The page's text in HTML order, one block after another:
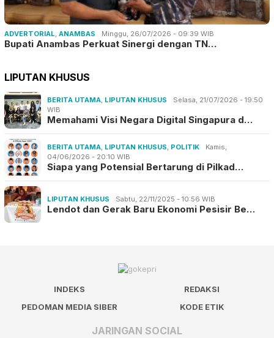
ADVERTORIAL ANAMBAS Minggu, 26/07/2026 - 09:39 WIB
Bupati Anambas Perkuat Sinergi dengan TN…
LIPUTAN KHUSUS
BERITA UTAMA LIPUTAN KHUSUS
Selasa, 21/07/2026 - 19:50
WIB
Memahami Visi Negara Digital Singapura d…
BERITA UTAMA LIPUTAN KHUSUS POLITIK
Kamis,
04/06/2026 - 20:10 WIB
Siapa yang Potensial Bertarung di Pilkad…
LIPUTAN KHUSUS Sabtu, 22/11/2025 - 10:56 WIB
Lendot dan Gerak Baru Ekonomi Pesisir Be…
INDEKS
REDAKSI
PEDOMAN MEDIA SIBER
KODE ETIK
JARINGAN SOCIAL